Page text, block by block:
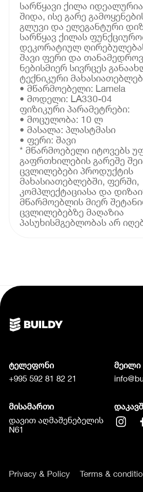
სარწყავი ქილა
შიდა, ისე გარე
გლუვი და ელეგანტური
სარწყავ ქილას
დეკორატიულ
შავი ფერი და
ნებისმიერ სივრცეს
ტექნიკური
• მწარმოებელი: Lamela
• მოდელი: LA330-04
ფიზიკური პარამეტრები:
• მოცულობა: 10 ლ
• მასალა: პლასტმასი
• ფერი: შავი
* მწარმოებელი იტოვებს
გაფრთხილების გარეშე
ცვლილებები პროდუქტის
მახასიათებლებში, ფერში,
კომპლექტაციასა და
მწარმოებლის მიერ
ცვლილებებზე მაღაზია
პასუხისმგებლობას არ
ტელეფონი
+995 592 81 82 21
მეილი
მისამართი
დავით აღმაშენებელის
N61
Privacy & Policy Terms &